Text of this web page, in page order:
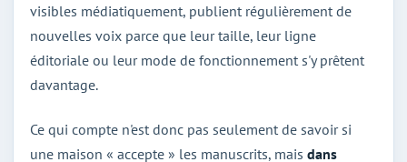
visibles médiatiquement, publient régulièrement de
nouvelles voix parce que leur taille, leur ligne
éditoriale ou leur mode de fonctionnement s'y prêtent
davantage.
Ce qui compte n'est donc pas seulement de savoir si
une maison « accepte » les manuscrits, mais dans